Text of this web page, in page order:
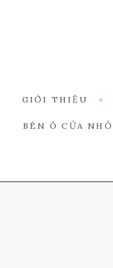
GIỚI THIỆU
BÊN Ô CỬA NHỎ